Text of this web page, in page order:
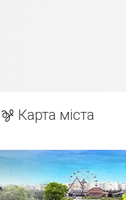
Карта міста